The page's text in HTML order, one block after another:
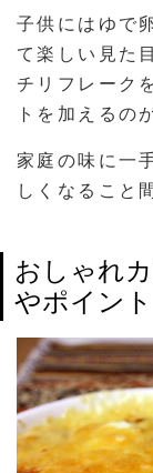
子供にはゆで
て楽しい見た
チリフレーク
トを加えるの
家庭の味に一
しくなること
おしゃれ
やポイント